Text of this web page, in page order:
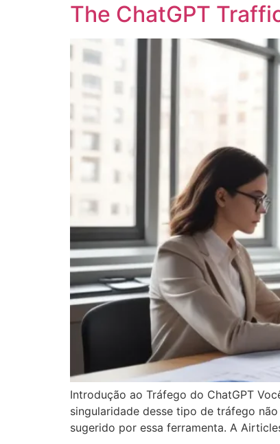
The ChatGPT
Introdução ao Tráfego do ChatGPT
singularidade desse tipo de tráfego
sugerido por essa ferramenta. A